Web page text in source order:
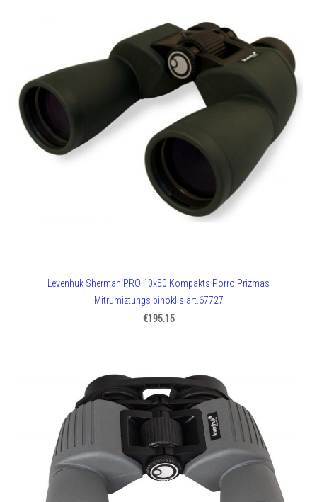
Levenhuk Sherman PRO 10x50 Kompakts Porro Prizmas
Mitrumizturīgs binoklis art.67727
€195.15